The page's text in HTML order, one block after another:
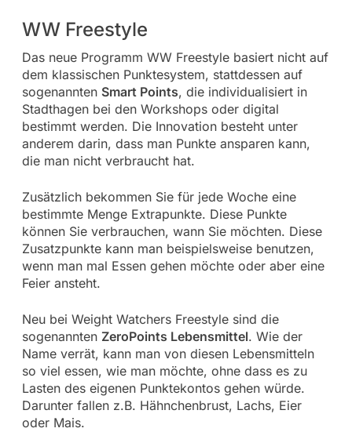
WW Freestyle
Das neue Programm WW Freestyle basiert nicht auf
dem klassischen Punktesystem, stattdessen auf
sogenannten Smart Points, die individualisiert in
Stadthagen bei den Workshops oder digital
bestimmt werden. Die Innovation besteht unter
anderem darin, dass man Punkte ansparen kann,
die man nicht verbraucht hat.
Zusätzlich bekommen Sie für jede Woche eine
bestimmte Menge Extrapunkte. Diese Punkte
können Sie verbrauchen, wann Sie möchten. Diese
Zusatzpunkte kann man beispielsweise benutzen,
wenn man mal Essen gehen möchte oder aber eine
Feier ansteht.
Neu bei Weight Watchers Freestyle sind die
sogenannten ZeroPoints Lebensmittel. Wie der
Name verrät, kann man von diesen Lebensmitteln
so viel essen, wie man möchte, ohne dass es zu
Lasten des eigenen Punktekontos gehen würde.
Darunter fallen z.B. Hähnchenbrust, Lachs, Eier
oder Mais.